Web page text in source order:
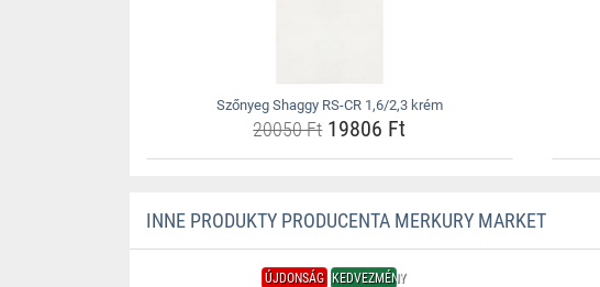
Szőnyeg Shaggy RS-CR 1,6/2,3 krém
20050 Ft19806 Ft
INNE PRODUKTY PRODUCENTA MERKURY MARKET
ÚJDONSÁG KEDVEZMÉNY